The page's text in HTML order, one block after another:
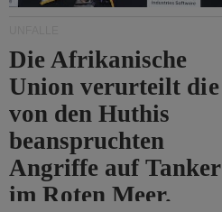
Die Afrikanische
Union verurteilt die
von den Huthis
beanspruchten
Angriffe auf Tanker
im Roten Meer.